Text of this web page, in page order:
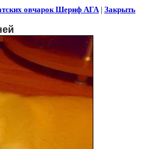
овчарок Шериф АГА| Закрыть